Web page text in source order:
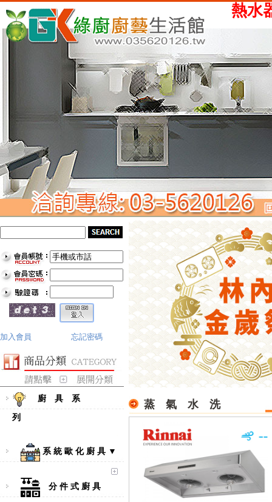
熱水器、瓦斯爐
加入會員 忘記密碼
廚 具 系
列
系 統 歐 化 廚 具 ▼
分 件 式 廚 具
蒸 氣 水 洗